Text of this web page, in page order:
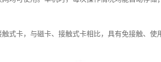
触式卡，与磁卡、接触式卡相比，具有免接触、